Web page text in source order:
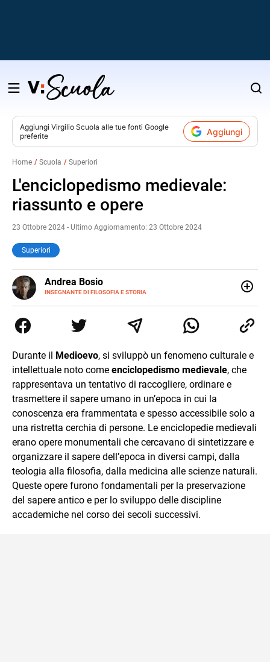
Salta
contenuto
Aggiungi Virgilio Scuola alle tue fonti Google
preferite
Aggiungi
Home Scuola Superiori
L'enciclopedismo medievale:
riassunto e opere
23 Ottobre 2024 - Ultimo Aggiornamento: 23 Ottobre 2024
Superiori
Andrea Bosio
INSEGNANTE DI FILOSOFIA E STORIA
E-
MAIL
occupandosi di storia della comunicazione scientifica e di
storia della Chiesa. È dottorando presso la Facoltà
volume Giovani Minzoni terra incognita.
Durante il Medioevo, si sviluppò un fenomeno culturale e
intellettuale noto come enciclopedismo medievale, che
rappresentava un tentativo di raccogliere, ordinare e
trasmettere il sapere umano in un’epoca in cui la
conoscenza era frammentata e spesso accessibile solo a
una ristretta cerchia di persone. Le enciclopedie medievali
erano opere monumentali che cercavano di sintetizzare e
organizzare il sapere dell’epoca in diversi campi, dalla
teologia alla filosofia, dalla medicina alle scienze naturali.
Queste opere furono fondamentali per la preservazione
del sapere antico e per lo sviluppo delle discipline
accademiche nel corso dei secoli successivi.